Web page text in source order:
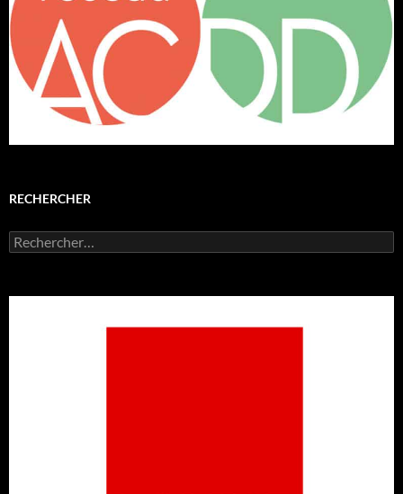
RECHERCHER
Rechercher :